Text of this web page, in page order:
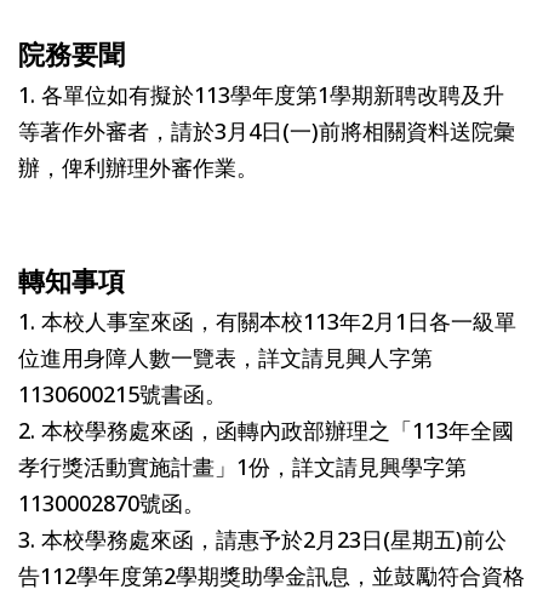
院務要聞
1. 各單位如有擬於113學年度第1學期新聘改聘及升
等著作外審者，請於3月4日(一)前將相關資料送院彙
辦，俾利辦理外審作業。
轉知事項
1. 本校人事室來函，有關本校113年2月1日各一級單
位進用身障人數一覽表，詳文請見興人字第
1130600215號書函。
2. 本校學務處來函，函轉內政部辦理之「113年全國
孝行獎活動實施計畫」1份，詳文請見興學字第
1130002870號函。
3. 本校學務處來函，請惠予於2月23日(星期五)前公
告112學年度第2學期獎助學金訊息，並鼓勵符合資格